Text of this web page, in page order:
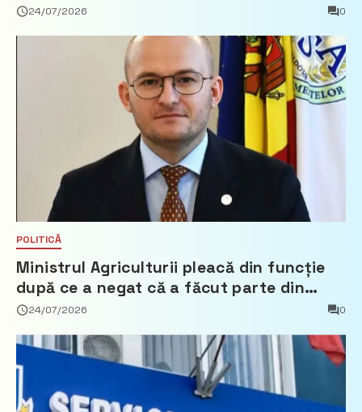
24/07/2026 0
POLITICĂ
Ministrul Agriculturii pleacă din funcție
după ce a negat că a făcut parte din
Partidul Democrat
24/07/2026 0